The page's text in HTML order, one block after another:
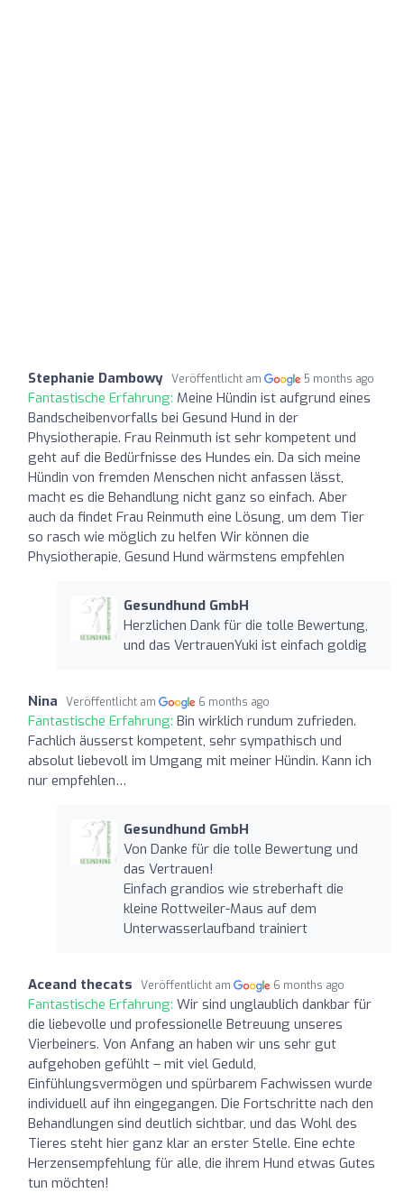
Stephanie Dambowy Veröffentlicht am 5 months ago
Fantastische Erfahrung: Meine Hündin ist aufgrund eines
Bandscheibenvorfalls bei Gesund Hund in der
Physiotherapie. Frau Reinmuth ist sehr kompetent und
geht auf die Bedürfnisse des Hundes ein. Da sich meine
Hündin von fremden Menschen nicht anfassen lässt,
macht es die Behandlung nicht ganz so einfach. Aber
auch da findet Frau Reinmuth eine Lösung, um dem Tier
so rasch wie möglich zu helfen Wir können die
Physiotherapie, Gesund Hund wärmstens empfehlen
Gesundhund GmbH
Herzlichen Dank für die tolle Bewertung,
und das VertrauenYuki ist einfach goldig
Nina Veröffentlicht am 6 months ago
Fantastische Erfahrung: Bin wirklich rundum zufrieden.
Fachlich äusserst kompetent, sehr sympathisch und
absolut liebevoll im Umgang mit meiner Hündin. Kann ich
nur empfehlen…
Gesundhund GmbH
Von Danke für die tolle Bewertung und
das Vertrauen!
Einfach grandios wie streberhaft die
kleine Rottweiler-Maus auf dem
Unterwasserlaufband trainiert
Aceand thecats Veröffentlicht am 6 months ago
Fantastische Erfahrung: Wir sind unglaublich dankbar für
die liebevolle und professionelle Betreuung unseres
Vierbeiners. Von Anfang an haben wir uns sehr gut
aufgehoben gefühlt – mit viel Geduld,
Einfühlungsvermögen und spürbarem Fachwissen wurde
individuell auf ihn eingegangen. Die Fortschritte nach den
Behandlungen sind deutlich sichtbar, und das Wohl des
Tieres steht hier ganz klar an erster Stelle. Eine echte
Herzens­empfehlung für alle, die ihrem Hund etwas Gutes
tun möchten!